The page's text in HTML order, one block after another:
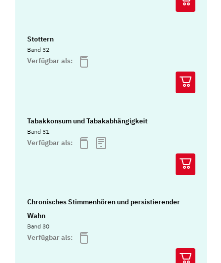
Stottern
Band 32
Verfügbar als:
Tabakkonsum und Tabakabhängigkeit
Band 31
Verfügbar als:
Chronisches Stimmenhören und persistierender
Wahn
Band 30
Verfügbar als: